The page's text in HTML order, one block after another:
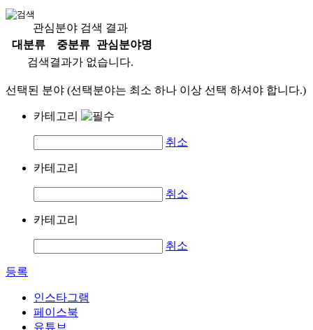
관심분야 검색 결과
대분류
중분류
관심분야명
검색결과가 없습니다.
선택된 분야 (선택분야는 최소 하나 이상 선택 하셔야 합니다.)
카테고리
취소
카테고리
취소
카테고리
취소
등록
인스타그램
페이스북
유튜브